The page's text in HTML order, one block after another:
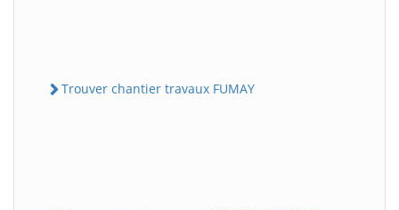
Trouver chantier travaux FUMAY